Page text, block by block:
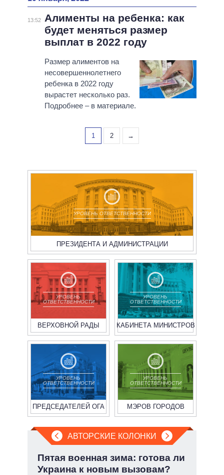
13:52
Алименты на ребенка: как
будет меняться размер
выплат в 2022 году
Размер алиментов на
несовершеннолетнего
ребенка в 2022 году
вырастет несколько раз.
Подробнее – в материале.
1 2 →
УРОВЕНЬ ОТВЕТСТВЕННОСТИ
ПРЕЗИДЕНТА И АДМИНИСТРАЦИИ
УРОВЕНЬ
ОТВЕТСТВЕННОСТИ
ВЕРХОВНОЙ РАДЫ
УРОВЕНЬ
ОТВЕТСТВЕННОСТИ
КАБИНЕТА МИНИСТРОВ
УРОВЕНЬ
ОТВЕТСТВЕННОСТИ
ПРЕДСЕДАТЕЛЕЙ ОГА
УРОВЕНЬ
ОТВЕТСТВЕННОСТИ
МЭРОВ ГОРОДОВ
АВТОРСКИЕ КОЛОНКИ
Пятая военная зима: готова ли
Украина к новым вызовам?